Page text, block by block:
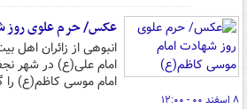
عکس/ حرم علوی روز
انبوهی از زائران اهل
امام علی(ع) در شهر
امام موسی کاظم(ع) را
۸ اسفند ۰۰ - ۱۲:۰۰